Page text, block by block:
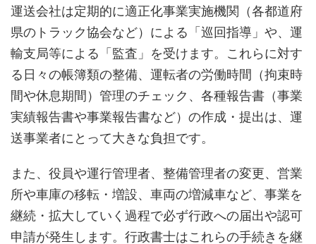
運送会社は定期的に適正化事業実施機関（各都道府
県のトラック協会など）による「巡回指導」や、運
輸支局等による「監査」を受けます。これらに対す
る日々の帳簿類の整備、運転者の労働時間（拘束時
間や休息期間）管理のチェック、各種報告書（事業
実績報告書や事業報告書など）の作成・提出は、運
送事業者にとって大きな負担です。
また、役員や運行管理者、整備管理者の変更、営業
所や車庫の移転・増設、車両の増減車など、事業を
継続・拡大していく過程で必ず行政への届出や認可
申請が発生します。行政書士はこれらの手続きを継